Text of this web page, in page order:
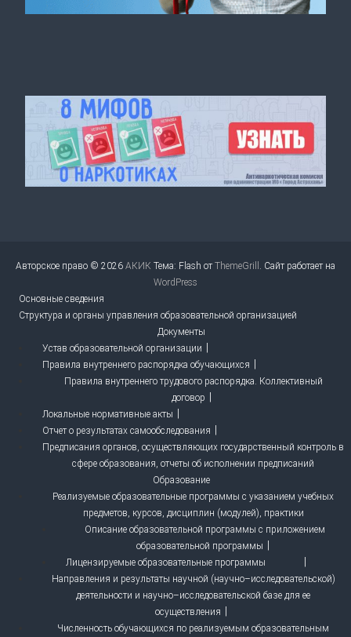
Авторское право © 2026 АКИК Тема: Flash отThemeGrill . Сайт работает на
WordPress
Основные сведения
Структура и органы управления образовательной организацией
Документы
Устав образовательной организации
Правила внутреннего распорядка обучающихся
Правила внутреннего трудового распорядка. Коллективный
договор
Локальные нормативные акты
Отчет о результатах самообследования
Предписания органов, осуществляющих государственный контроль в
сфере образования, отчеты об исполнении предписаний
Образование
Реализуемые образовательные программы с указанием учебных
предметов, курсов, дисциплин (модулей), практики
Описание образовательной программы с приложением
образовательной программы
Лицензируемые образовательные программы
Направления и результаты научной (научно–исследовательской)
деятельности и научно–исследовательской базе для ее
осуществления
Численность обучающихся по реализуемым образовательным